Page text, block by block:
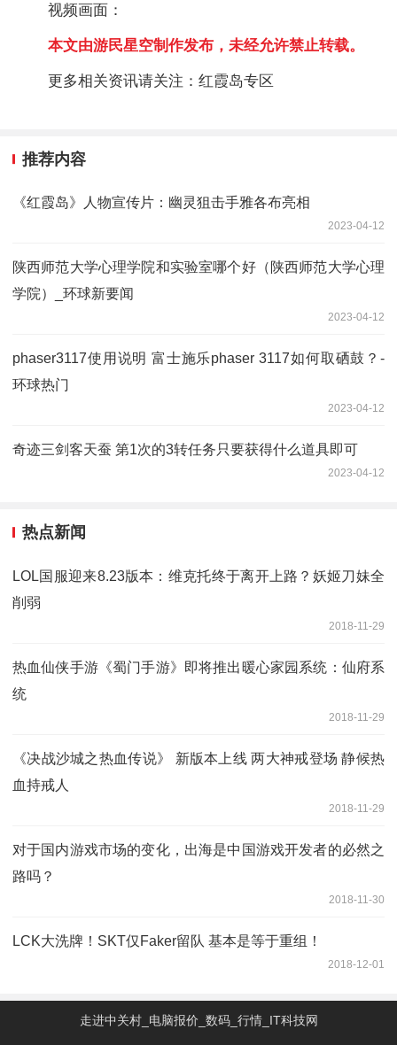
视频画面：
本文由游民星空制作发布，未经允许禁止转载。
更多相关资讯请关注：红霞岛专区
推荐内容
《红霞岛》人物宣传片：幽灵狙击手雅各布亮相
2023-04-12
陕西师范大学心理学院和实验室哪个好（陕西师范大学心理
学院）_环球新要闻
2023-04-12
phaser3117使用说明 富士施乐phaser 3117如何取硒鼓？-
环球热门
2023-04-12
奇迹三剑客天蚕 第1次的3转任务只要获得什么道具即可
2023-04-12
热点新闻
LOL国服迎来8.23版本：维克托终于离开上路？妖姬刀妹全
削弱
2018-11-29
热血仙侠手游《蜀门手游》即将推出暖心家园系统：仙府系
统
2018-11-29
《决战沙城之热血传说》 新版本上线 两大神戒登场 静候热
血持戒人
2018-11-29
对于国内游戏市场的变化，出海是中国游戏开发者的必然之
路吗？
2018-11-30
LCK大洗牌！SKT仅Faker留队 基本是等于重组！
2018-12-01
走进中关村_电脑报价_数码_行情_IT科技网